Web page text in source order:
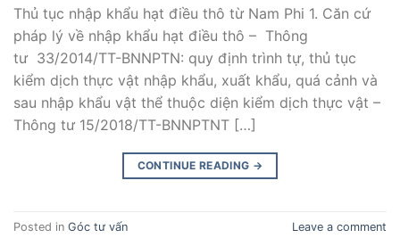
Thủ tục nhập khẩu hạt điều thô từ Nam Phi 1. Căn cứ
pháp lý về nhập khẩu hạt điều thô – Thông
tư 33/2014/TT-BNNPTN: quy định trình tự, thủ tục
kiểm dịch thực vật nhập khẩu, xuất khẩu, quá cảnh và
sau nhập khẩu vật thể thuộc diện kiểm dịch thực vật –
Thông tư 15/2018/TT-BNNPTNT […]
CONTINUE READING →
Posted in Góc tư vấn Leave a comment